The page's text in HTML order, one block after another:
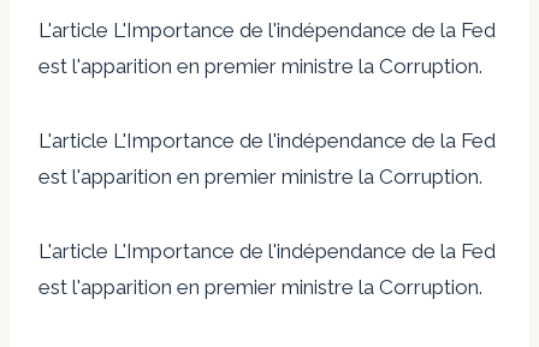
L'article L'Importance de l'indépendance de la Fed
est l'apparition en premier ministre la Corruption.
L'article L'Importance de l'indépendance de la Fed
est l'apparition en premier ministre la Corruption.
L'article L'Importance de l'indépendance de la Fed
est l'apparition en premier ministre la Corruption.